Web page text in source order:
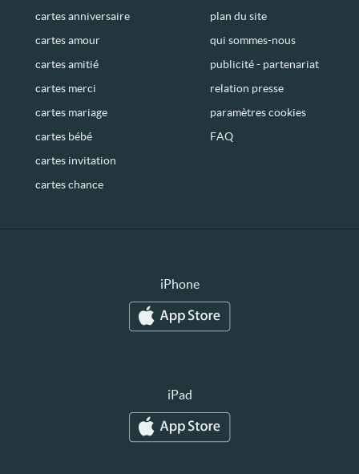
cartes anniversaire
cartes amour
cartes amitié
cartes merci
cartes mariage
cartes bébé
cartes invitation
cartes chance
plan du site
qui sommes-nous
publicité - partenariat
relation presse
paramètres cookies
FAQ
iPhone
iPad